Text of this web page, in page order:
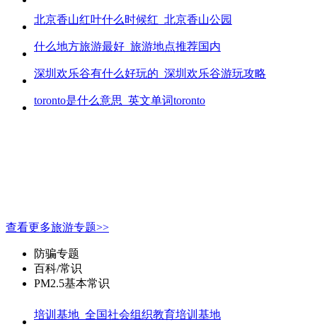
北京香山红叶什么时候红_北京香山公园
什么地方旅游最好_旅游地点推荐国内
深圳欢乐谷有什么好玩的_深圳欢乐谷游玩攻略
toronto是什么意思_英文单词toronto
查看更多旅游专题>>
防骗专题
百科/常识
PM2.5基本常识
培训基地_全国社会组织教育培训基地